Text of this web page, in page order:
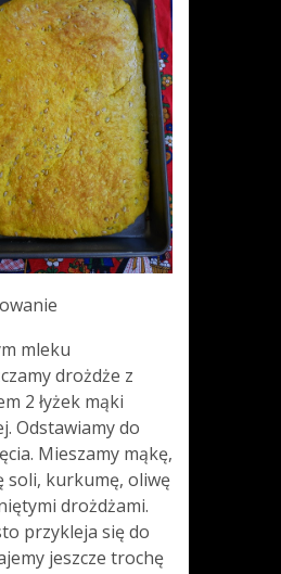
mleku
drożdże z
2 łyżek mąki
Odstawiamy do
Mieszamy mąkę,
soli, kurkumę, oliwę
drożdżami.
przykleja się do
jeszcze trochę